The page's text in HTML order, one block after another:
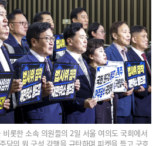
롯한 소속 의원들의 2일 서울 여의도 국회에서
당의 원 구성 강행을 규탄하며 피켓을 들고 구호